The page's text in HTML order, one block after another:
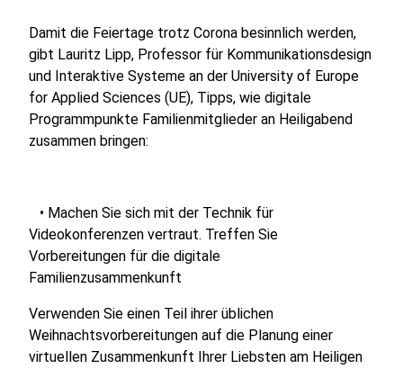
Damit die Feiertage trotz Corona besinnlich werden,
gibt Lauritz Lipp, Professor für Kommunikationsdesign
und Interaktive Systeme an der University of Europe
for Applied Sciences (UE), Tipps, wie digitale
Programmpunkte Familienmitglieder an Heiligabend
zusammen bringen:
• Machen Sie sich mit der Technik für
Videokonferenzen vertraut. Treffen Sie
Vorbereitungen für die digitale
Familienzusammenkunft
Verwenden Sie einen Teil ihrer üblichen
Weihnachtsvorbereitungen auf die Planung einer
virtuellen Zusammenkunft Ihrer Liebsten am Heiligen